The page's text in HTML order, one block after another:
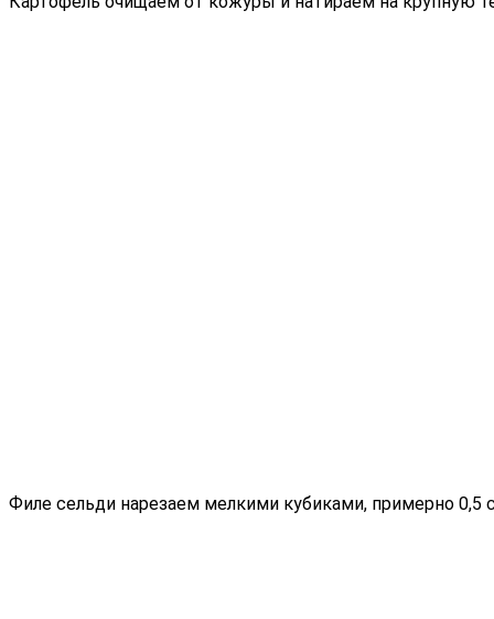
Филе сельди нарезаем мелкими кубиками, примерно 0,5